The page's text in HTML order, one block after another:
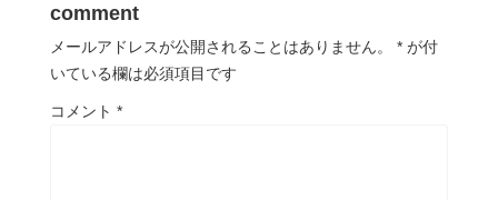
comment
メールアドレスが公開されることはありません。 * が付
いている欄は必須項目です
コメント *